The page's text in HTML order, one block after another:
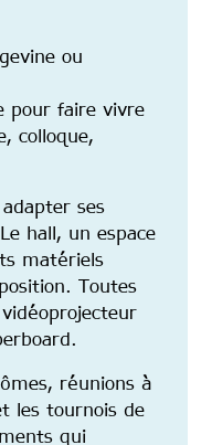
ou
pour faire vivre
colloque,
ses
hall, un espace
matériels
Toutes
réunions à
les tournois de
qui